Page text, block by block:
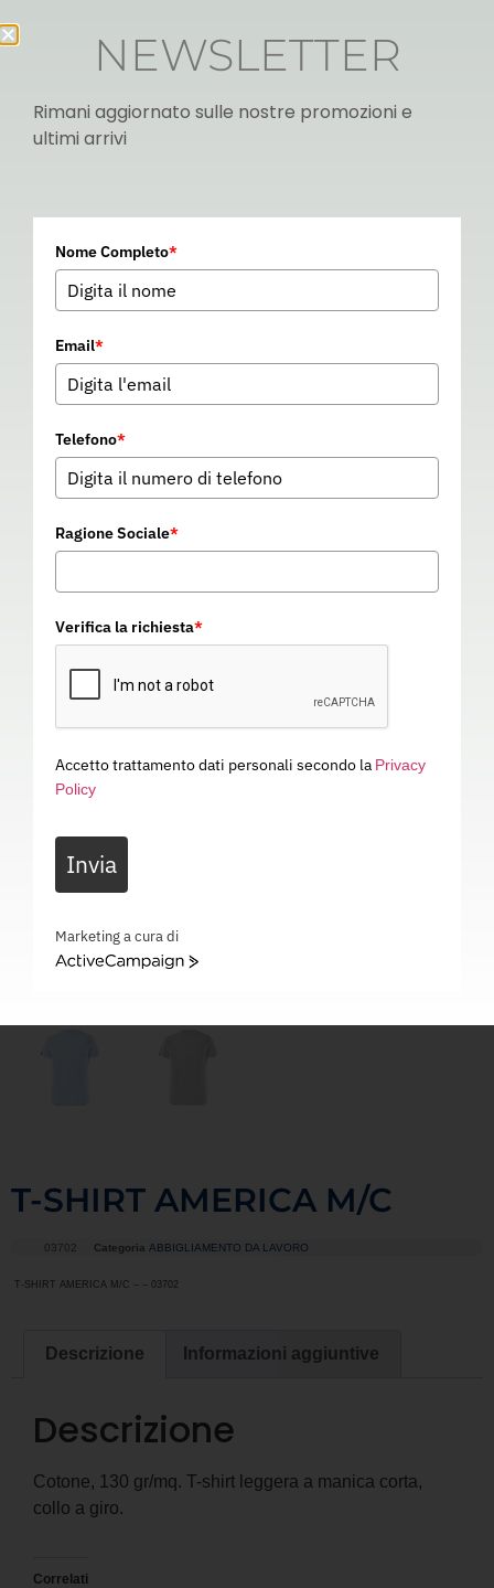
T-SHIRT AMERICA M/C
03702 Categoria ABBIGLIAMENTO DA LAVORO
T-SHIRT AMERICA M/C – – 03702
Descrizione Informazioni aggiuntive
Descrizione
Cotone, 130 gr/mq. T-shirt leggera a manica corta,
collo a giro.
Correlati
NEWSLETTER
Rimani aggiornato sulle nostre promozioni e
ultimi arrivi
Nome Completo*
Email*
Telefono*
Ragione Sociale*
Verifica la richiesta*
Accetto trattamento dati personali secondo la Privacy
Policy
Invia
Marketing a cura di
ActiveCampaign